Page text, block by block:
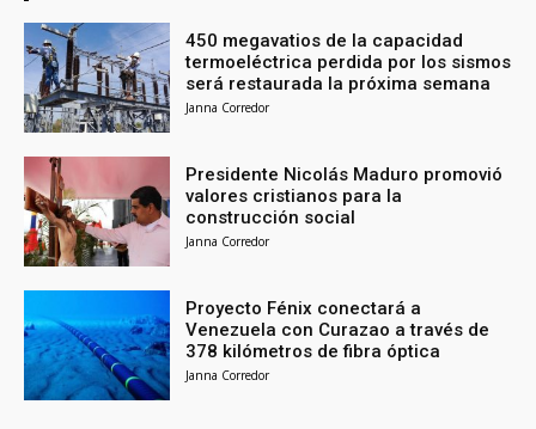
450 megavatios de la capacidad
termoeléctrica perdida por los sismos
será restaurada la próxima semana
Janna Corredor
Presidente Nicolás Maduro promovió
valores cristianos para la
construcción social
Janna Corredor
Proyecto Fénix conectará a
Venezuela con Curazao a través de
378 kilómetros de fibra óptica
Janna Corredor